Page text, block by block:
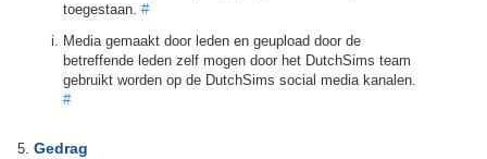
toegestaan. #
Media gemaakt door leden en geupload door de
betreffende leden zelf mogen door het DutchSims team
gebruikt worden op de DutchSims social media kanalen.
#
Gedrag